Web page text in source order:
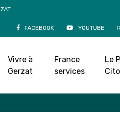
FACEBOOK YOUTUBE
Vivre à
Gerzat
France
services
Le
Accueil»